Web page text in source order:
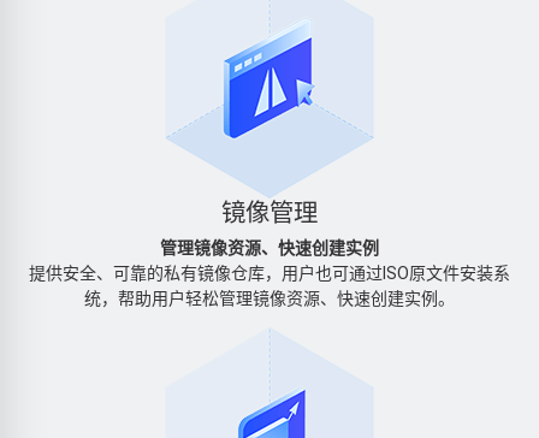
镜像管理
管理镜像资源、快速创建实例
提供安全、可靠的私有镜像仓库，用户也可通过ISO原文件安装系
统，帮助用户轻松管理镜像资源、快速创建实例。